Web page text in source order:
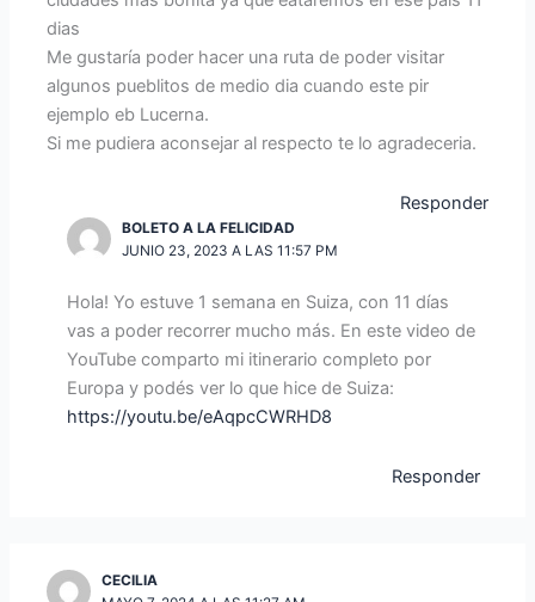
dias
Me gustaría poder hacer una ruta de poder visitar
algunos pueblitos de medio dia cuando este pir
ejemplo eb Lucerna.
Si me pudiera aconsejar al respecto te lo agradeceria.
Responder
BOLETO A LA FELICIDAD
JUNIO 23, 2023 A LAS 11:57 PM
Hola! Yo estuve 1 semana en Suiza, con 11 días
vas a poder recorrer mucho más. En este video de
YouTube comparto mi itinerario completo por
Europa y podés ver lo que hice de Suiza:
https://youtu.be/eAqpcCWRHD8
Responder
CECILIA